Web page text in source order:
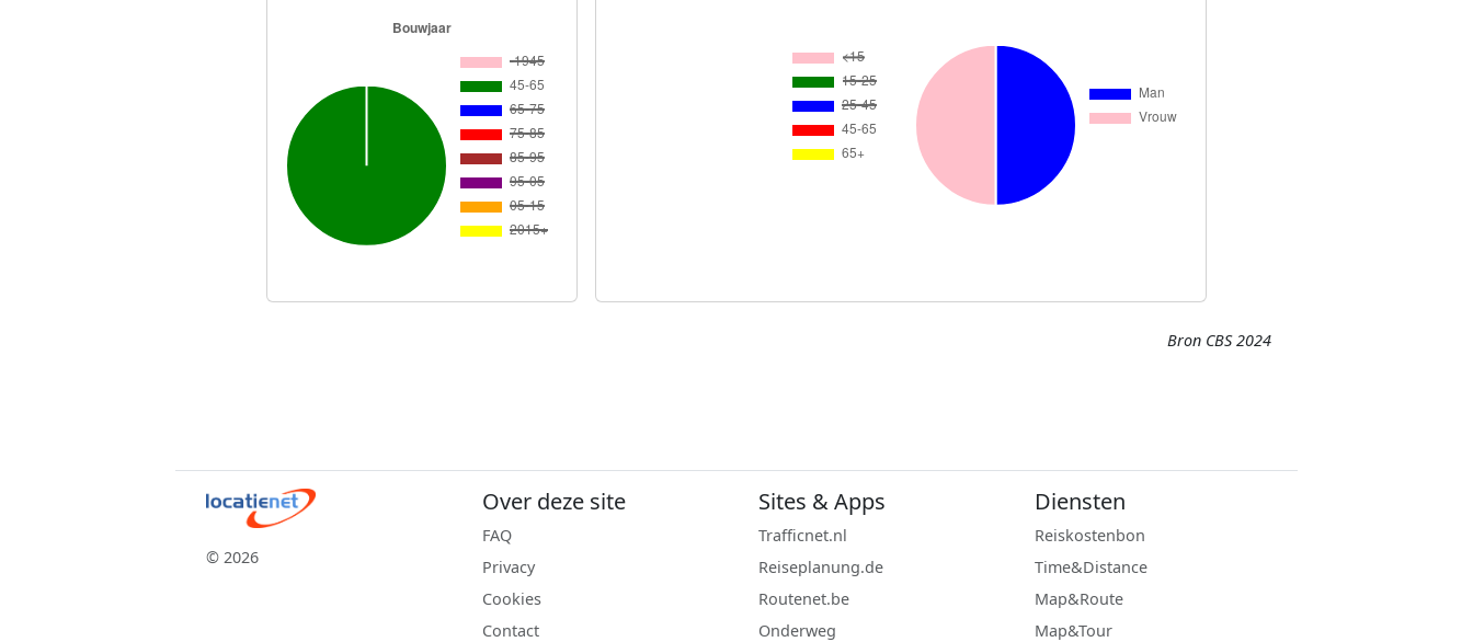
Bron CBS 2024
© 2026
Over deze site
FAQ
Privacy
Cookies
Contact
Sites & Apps
Trafficnet.nl
Reiseplanung.de
Routenet.be
Onderweg
Diensten
Reiskostenbon
Time&Distance
Map&Route
Map&Tour